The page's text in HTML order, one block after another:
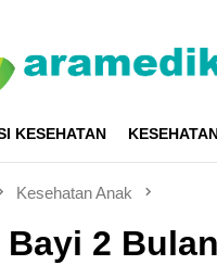
KESEHATAN
Kesehatan Anak
Bayi 2